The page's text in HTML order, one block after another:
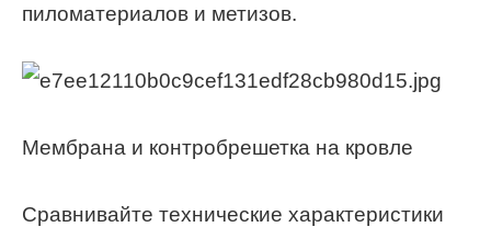
пиломатериалов и метизов.
Мембрана и контробрешетка на кровле
Сравнивайте технические характеристики